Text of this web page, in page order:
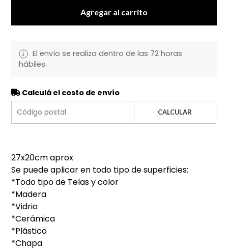
Agregar al carrito
El envío se realiza dentro de las 72 horas
hábiles.
Calculá el costo de envío
CALCULAR
27x20cm aprox
Se puede aplicar en todo tipo de superficies:
*Todo tipo de Telas y color
*Madera
*Vidrio
*Cerámica
*Plástico
*Chapa